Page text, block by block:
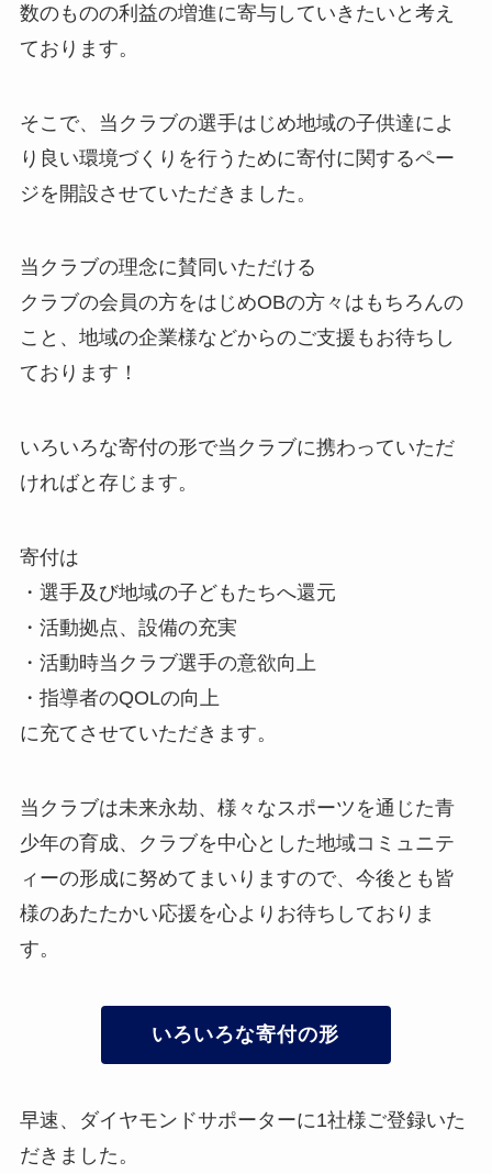
数のものの利益の増進に寄与していきたいと考え
ております。
そこで、当クラブの選手はじめ地域の子供達によ
り良い環境づくりを行うために寄付に関するペー
ジを開設させていただきました。
当クラブの理念に賛同いただける
クラブの会員の方をはじめOBの方々はもちろんの
こと、地域の企業様などからのご支援もお待ちし
ております！
いろいろな寄付の形で当クラブに携わっていただ
ければと存じます。
寄付は
・選手及び地域の子どもたちへ還元
・活動拠点、設備の充実
・活動時当クラブ選手の意欲向上
・指導者のQOLの向上
に充てさせていただきます。
当クラブは未来永劫、様々なスポーツを通じた青
少年の育成、クラブを中心とした地域コミュニテ
ィーの形成に努めてまいりますので、今後とも皆
様のあたたかい応援を心よりお待ちしておりま
す。
いろいろな寄付の形
早速、ダイヤモンドサポーターに1社様ご登録いた
だきました。